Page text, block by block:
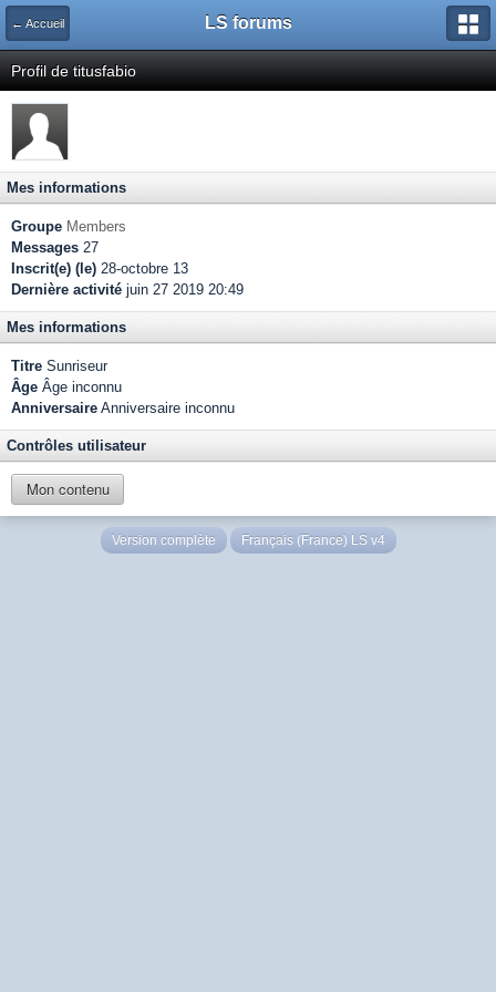
← Accueil LS forums
Profil de titusfabio
Mes informations
Groupe Members
Messages 27
Inscrit(e) (le) 28-octobre 13
Dernière activité juin 27 2019 20:49
Mes informations
Titre Sunriseur
Âge Âge inconnu
Anniversaire Anniversaire inconnu
Contrôles utilisateur
Mon contenu
Version complète Français (France) LS v4